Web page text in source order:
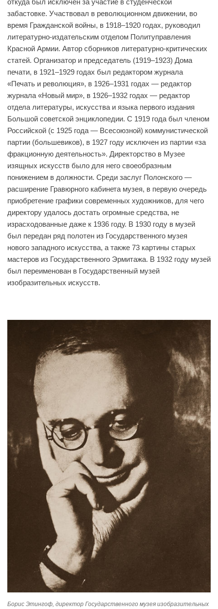
откуда был исключен за участие в студенческой
забастовке. Участвовал в революционном движении, во
время Гражданской войны, в 1918–1920 годах, руководил
литературно-издательским отделом Политуправления
Красной Армии. Автор сборников литературно-критических
статей. Организатор и председатель (1919–1923) Дома
печати, в 1921–1929 годах был редактором журнала
«Печать и революция», в 1926–1931 годах — редактор
журнала «Новый мир», в 1926‒1932 годах — редактор
отдела литературы, искусства и языка первого издания
Большой советской энциклопедии. С 1919 года был членом
Российской (с 1925 года — Всесоюзной) коммунистической
партии (большевиков), в 1927 году исключен из партии «за
фракционную деятельность». Директорство в Музее
изящных искусств было для него своеобразным
понижением в должности. Среди заслуг Полонского —
расширение Гравюрного кабинета музея, в первую очередь
приобретение графики современных художников, для чего
директору удалось достать огромные средства, не
израсходованные даже к 1936 году. В 1930 году в музей
был передан ряд полотен из Государственного музея
нового западного искусства, а также 73 картины старых
мастеров из Государственного Эрмитажа. В 1932 году музей
был переименован в Государственный музей
изобразительных искусств.
Борис Этингоф, директор Государственного музея изобразительных